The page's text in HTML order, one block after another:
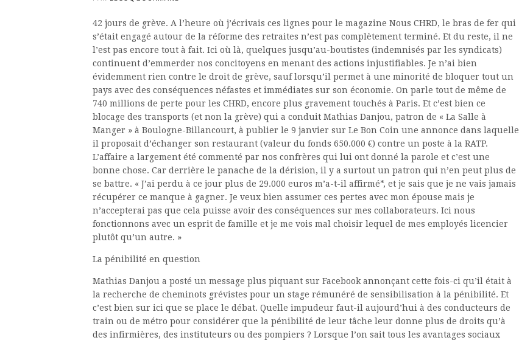
42 jours de grève. A l’heure où j’écrivais ces lignes pour le magazine Nous CHRD, le bras de fer qui
s’était engagé autour de la réforme des retraites n’est pas complètement terminé. Et du reste, il ne
l’est pas encore tout à fait. Ici où là, quelques jusqu’au-boutistes (indemnisés par les syndicats)
continuent d’emmerder nos concitoyens en menant des actions injustifiables. Je n’ai bien
évidemment rien contre le droit de grève, sauf lorsqu’il permet à une minorité de bloquer tout un
pays avec des conséquences néfastes et immédiates sur son économie. On parle tout de même de
740 millions de perte pour les CHRD, encore plus gravement touchés à Paris. Et c’est bien ce
blocage des transports (et non la grève) qui a conduit Mathias Danjou, patron de « La Salle à
Manger » à Boulogne-Billancourt, à publier le 9 janvier sur Le Bon Coin une annonce dans laquelle
il proposait d’échanger son restaurant (valeur du fonds 650.000 €) contre un poste à la RATP.
L’affaire a largement été commenté par nos confrères qui lui ont donné la parole et c’est une
bonne chose. Car derrière le panache de la dérision, il y a surtout un patron qui n’en peut plus de
se battre. « J’ai perdu à ce jour plus de 29.000 euros m’a-t-il affirmé*, et je sais que je ne vais jamais
récupérer ce manque à gagner. Je veux bien assumer ces pertes avec mon épouse mais je
n’accepterai pas que cela puisse avoir des conséquences sur mes collaborateurs. Ici nous
fonctionnons avec un esprit de famille et je me vois mal choisir lequel de mes employés licencier
plutôt qu’un autre. »
La pénibilité en question
Mathias Danjou a posté un message plus piquant sur Facebook annonçant cette fois-ci qu’il était à
la recherche de cheminots grévistes pour un stage rémunéré de sensibilisation à la pénibilité. Et
c’est bien sur ici que se place le débat. Quelle impudeur faut-il aujourd’hui à des conducteurs de
train ou de métro pour considérer que la pénibilité de leur tâche leur donne plus de droits qu’à
des infirmières, des instituteurs ou des pompiers ? Lorsque l’on sait tous les avantages sociaux